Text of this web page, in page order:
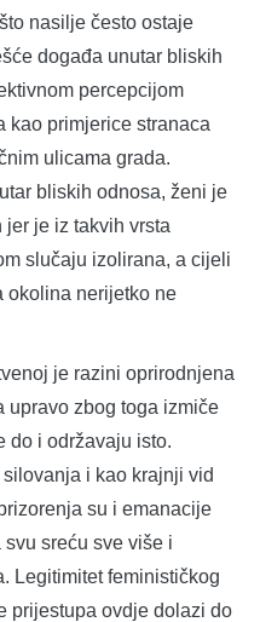
nasilje često ostaje
događa unutar bliskih
percepcijom
kao primjerice stranaca
ulicama grada.
bliskih odnosa, ženi je
je iz takvih vrsta
slučaju izolirana, a cijeli
okolina nerijetko ne
je razini oprirodnjena
upravo zbog toga izmiče
do i održavaju isto.
i kao krajnji vid
su i emanacije
sreću sve više i
Legitimitet feminističkog
prijestupa ovdje dolazi do